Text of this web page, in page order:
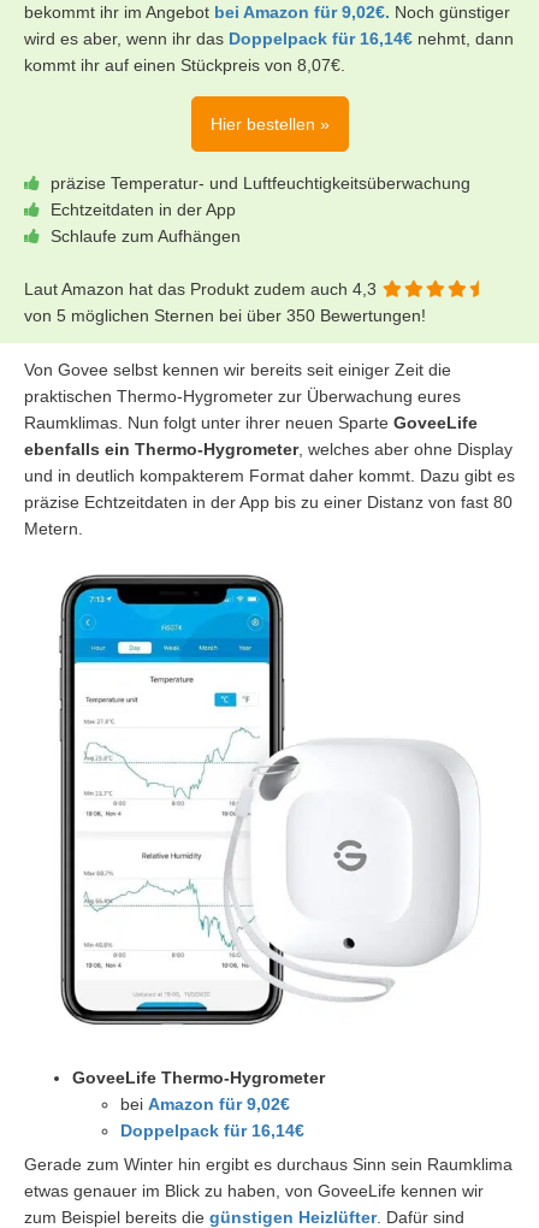
bekommt ihr im Angebot bei Amazon für 9,02€. Noch günstiger
wird es aber, wenn ihr das Doppelpack für 16,14€ nehmt, dann
kommt ihr auf einen Stückpreis von 8,07€.
Hier bestellen »
präzise Temperatur- und Luftfeuchtigkeitsüberwachung
Echtzeitdaten in der App
Schlaufe zum Aufhängen
Laut Amazon hat das Produkt zudem auch 4,3
von 5 möglichen Sternen bei über 350 Bewertungen!
Von Govee selbst kennen wir bereits seit einiger Zeit die
praktischen Thermo-Hygrometer zur Überwachung eures
Raumklimas. Nun folgt unter ihrer neuen Sparte GoveeLife
ebenfalls ein Thermo-Hygrometer, welches aber ohne Display
und in deutlich kompakterem Format daher kommt. Dazu gibt es
präzise Echtzeitdaten in der App bis zu einer Distanz von fast 80
Metern.
GoveeLife Thermo-Hygrometer
bei Amazon für 9,02€
Doppelpack für 16,14€
Gerade zum Winter hin ergibt es durchaus Sinn sein Raumklima
etwas genauer im Blick zu haben, von GoveeLife kennen wir
zum Beispiel bereits die günstigen Heizlüfter. Dafür sind